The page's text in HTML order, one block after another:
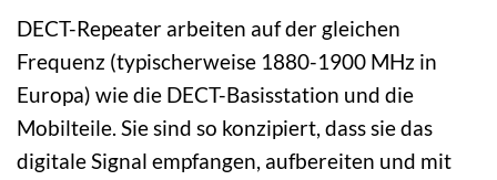
DECT-Repeater arbeiten auf der gleichen
Frequenz (typischerweise 1880-1900 MHz in
Europa) wie die DECT-Basisstation und die
Mobilteile. Sie sind so konzipiert, dass sie das
digitale Signal empfangen, aufbereiten und mit